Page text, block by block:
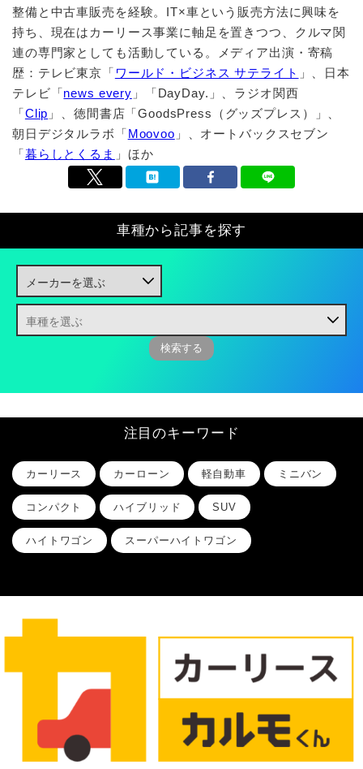
整備と中古車販売を経験。IT×車という販売方法に興味を
持ち、現在はカーリース事業に軸足を置きつつ、クルマ関
連の専門家としても活動している。メディア出演・寄稿
歴：テレビ東京「 ワールド・ビジネス サテライト 」、日本
テレビ「news every 」「DayDay.」、ラジオ関西
「Clip 」、徳間書店「GoodsPress（グッズプレス）」、
朝日デジタルラボ「Moovoo 」、オートバックスセブン
「暮らしとくるま 」ほか
車種から記事を探す
注目のキーワード
カーリース カーローン 軽自動車 ミニバン
コンパクト ハイブリッド SUV
ハイトワゴン スーパーハイトワゴン